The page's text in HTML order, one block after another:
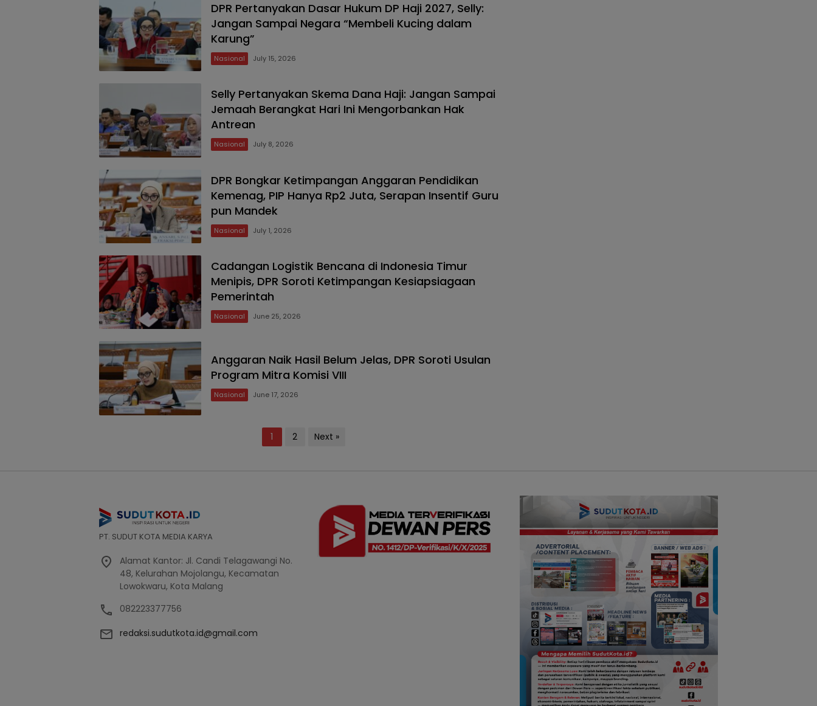
DPR Pertanyakan Dasar Hukum DP Haji 2027, Selly:
Jangan Sampai Negara “Membeli Kucing dalam
Karung”
Nasional July 15, 2026
Selly Pertanyakan Skema Dana Haji: Jangan Sampai
Jemaah Berangkat Hari Ini Mengorbankan Hak
Antrean
Nasional July 8, 2026
DPR Bongkar Ketimpangan Anggaran Pendidikan
Kemenag, PIP Hanya Rp2 Juta, Serapan Insentif Guru
pun Mandek
Nasional July 1, 2026
Cadangan Logistik Bencana di Indonesia Timur
Menipis, DPR Soroti Ketimpangan Kesiapsiagaan
Pemerintah
Nasional June 25, 2026
Anggaran Naik Hasil Belum Jelas, DPR Soroti Usulan
Program Mitra Komisi VIII
Nasional June 17, 2026
1 2 Next »
PT. SUDUT KOTA MEDIA KARYA
Alamat Kantor: Jl. Candi Telagawangi No.
48, Kelurahan Mojolangu, Kecamatan
Lowokwaru, Kota Malang
082223377756
redaksi.sudutkota.id@gmail.com